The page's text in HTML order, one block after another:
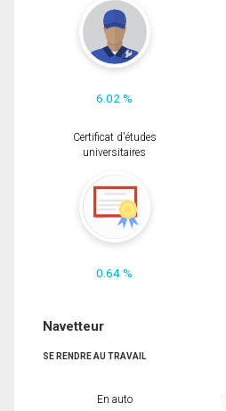
6.02 %
Certificat d'études
universitaires
0.64 %
Navetteur
SE RENDRE AU TRAVAIL
En auto